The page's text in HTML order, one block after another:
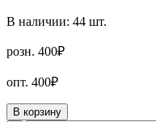
В наличии: 44 шт.
розн. 400₽
опт. 400₽
В корзину